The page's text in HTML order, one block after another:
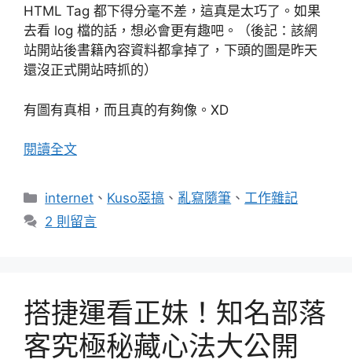
HTML Tag 都下得分毫不差，這真是太巧了。如果
去看 log 檔的話，想必會更有趣吧。（後記：該網
站開站後書籍內容資料都拿掉了，下頭的圖是昨天
還沒正式開站時抓的）
有圖有真相，而且真的有夠像。XD
閱讀全文
分
類
internet 、 Kuso惡搞 、 亂寫隨筆 、工作雜記
2 則留言
搭捷運看正妹！知名部落
客究極秘藏心法大公開